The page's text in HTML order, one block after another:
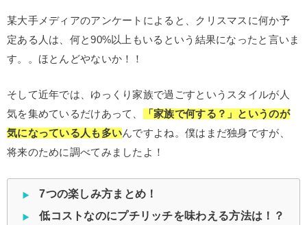
某大手メディアのアンケートによると、クリスマスに何か予
定ある人は、何と90%以上もいるという結果になったと言いま
す。。ほとんどやないか！！
そして近年では、ゆっくり家族で過ごすというスタイルが人
気を集めているだけあって、
「家族で何する？」というのが
気になっている人も多いんですよね。僕はまだ独身ですが、
将来のために調べてみましたよ！
7つの楽しみ方まとめ！
低コストなのにプチリッチを味わえる方法は！？